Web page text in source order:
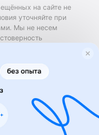
на сайте не
уточняйте при
Мы не несем
договоров
осуществляется
Бизнесменс.ру
за условия
лиц,
имеющейся